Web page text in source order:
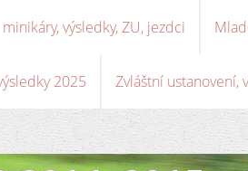
minikáry, výsledky, ZU, jezdci
2025 Zvláštní ustanovení,